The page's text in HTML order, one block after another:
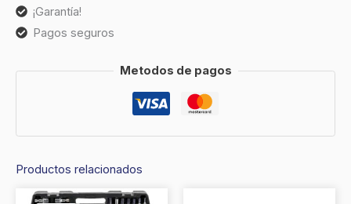
¡Garantía!
Pagos seguros
Metodos de pagos
Productos relacionados
EL
EL